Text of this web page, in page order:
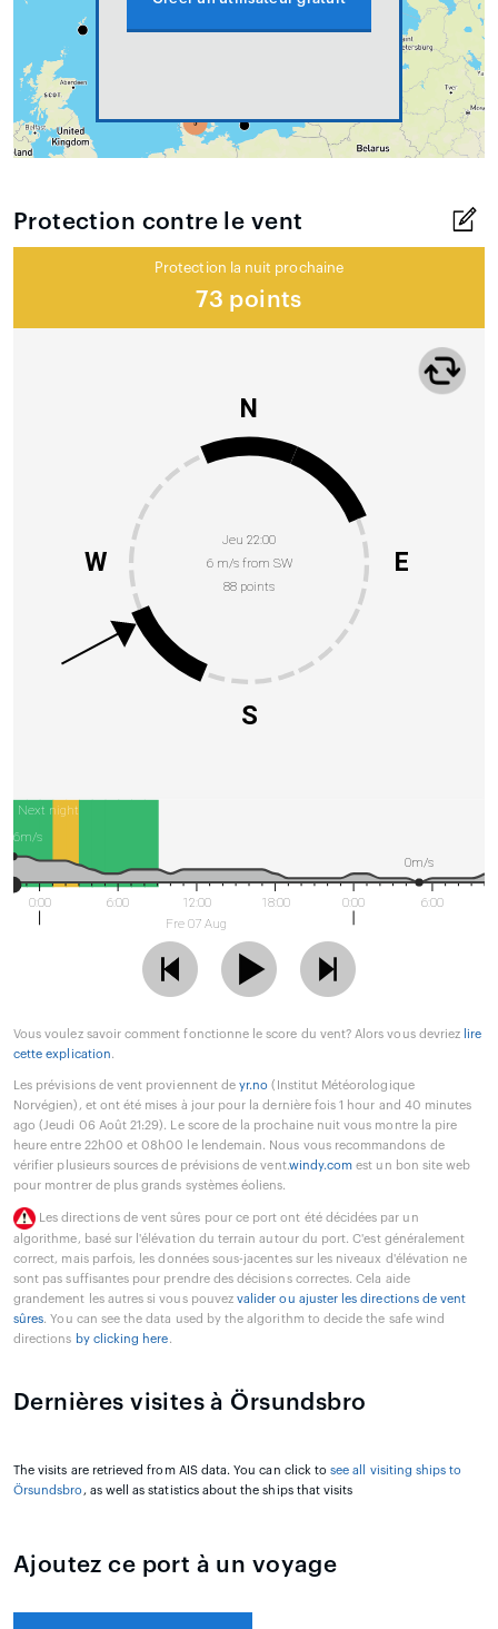
Protection contre le vent
Protection la nuit prochaine
73 points
Jeu 22:00
6 m/s from SW
88 points
N
E
S
W
Next night
0:00 6:00
12:00
Fre 07 Aug
18:00 0:00 6:00
6m/s
0m/s
Vous voulez savoir comment fonctionne le score du vent? Alors vous devriez
lire
cette explication.
Les prévisions de vent proviennent deyr.no (Institut Météorologique
Norvégien), et ont été mises à jour pour la dernière fois 1 hour and 40 minutes
ago (Jeudi 06 Août 21:29). Le score de la prochaine nuit vous montre la pire
heure entre 22h00 et 08h00 le lendemain. Nous vous recommandons de
vérifier plusieurs sources de prévisions de vent.windy.com est un bon site web
pour montrer de plus grands systèmes éoliens.
Les directions de vent sûres pour ce port ont été décidées par un
algorithme, basé sur l'élévation du terrain autour du port. C'est généralement
correct, mais parfois, les données sous-jacentes sur les niveaux d'élévation ne
sont pas suffisantes pour prendre des décisions correctes. Cela aide
grandement les autres si vous pouvezvalider ou ajuster les directions de vent
sûres. You can see the data used by the algorithm to decide the safe wind
directions by clicking here.
Dernières visites à Örsundsbro
The visits are retrieved from AIS data. You can click tosee all visiting ships to
Örsundsbro, as well as statistics about the ships that visits
Ajoutez ce port à un voyage